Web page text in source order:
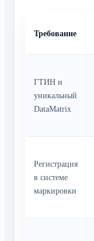
Требование
ГТИН и
уникальный
DataMatrix
Регистрация
в системе
маркировки